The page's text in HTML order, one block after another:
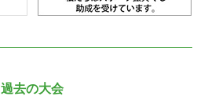
過去の大会